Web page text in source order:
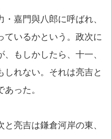
嘉門與八郎に呼ばれ、
ているかという。政次に
もしかしたら、十一、
しれない。それは亮吉と
った。
亮吉は鎌倉河岸の東、